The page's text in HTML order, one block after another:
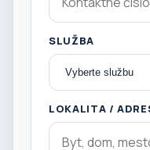
SLUŽBA
LOKALITA /